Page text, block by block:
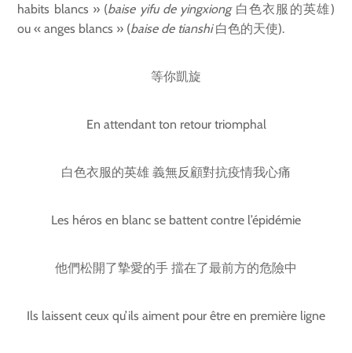
habits blancs » (baise yifu de yingxiong 白色衣服的英雄)
ou « anges blancs » (baise de tianshi白色的天使).
等你凱旋
En attendant ton retour triomphal
白色衣服的英雄 義無反顧對抗疫情我心痛
Les héros en blanc se battent contre l’épidémie
他們松開了摯愛的手 擋在了最前方的危險中
Ils laissent ceux qu’ils aiment pour être en première ligne